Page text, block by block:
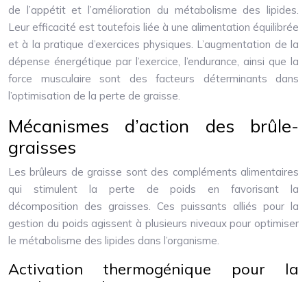
de l’appétit et l’amélioration du métabolisme des lipides.
Leur efficacité est toutefois liée à une alimentation équilibrée
et à la pratique d’exercices physiques. L’augmentation de la
dépense énergétique par l’exercice, l’endurance, ainsi que la
force musculaire sont des facteurs déterminants dans
l’optimisation de la perte de graisse.
Mécanismes d’action des brûle-
graisses
Les brûleurs de graisse sont des compléments alimentaires
qui stimulent la perte de poids en favorisant la
décomposition des graisses. Ces puissants alliés pour la
gestion du poids agissent à plusieurs niveaux pour optimiser
le métabolisme des lipides dans l’organisme.
Activation thermogénique pour la